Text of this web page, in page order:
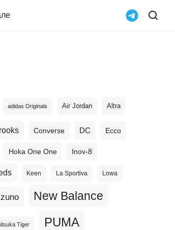
adidas Originals Air Jordan Altra
Converse DC Ecco
Hoka One One Inov-8
Keen La Sportiva Lowa
New Balance
Tiger PUMA